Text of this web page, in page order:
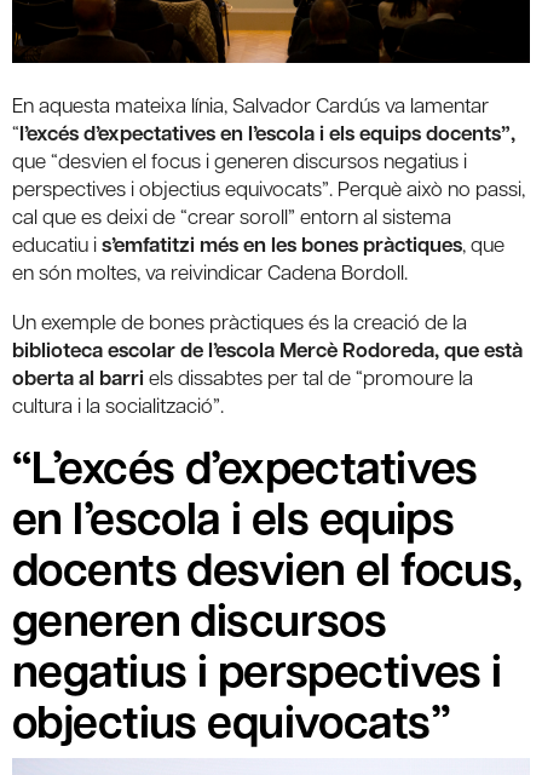
En aquesta mateixa línia, Salvador Cardús va lamentar
“l’excés d’expectatives en l’escola i els equips docents”,
que “desvien el focus i generen discursos negatius i
perspectives i objectius equivocats”. Perquè això no passi,
cal que es deixi de “crear soroll” entorn al sistema
educatiu is’emfatitzi més en les bones pràctiques, que
en són moltes, va reivindicar Cadena Bordoll.
Un exemple de bones pràctiques és la creació de la
biblioteca escolar de l’escola Mercè Rodoreda, que està
oberta al barri els dissabtes per tal de “promoure la
cultura i la socialització”.
“L’excés d’expectatives
en l’escola i els equips
docents desvien el focus,
generen discursos
negatius i perspectives i
objectius equivocats”